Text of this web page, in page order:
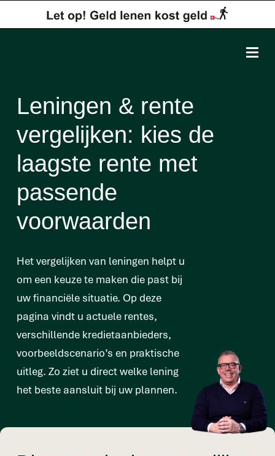
Leningen & rente
vergelijken: kies de
laagste rente met
passende
voorwaarden
Het vergelijken van leningen helpt u
om een keuze te maken die past bij
uw financiële situatie. Op deze
pagina vindt u actuele rentes,
verschillende kredietaanbieders,
voorbeeldscenario’s en praktische
uitleg. Zo ziet u direct welke lening
het beste aansluit bij uw plannen.